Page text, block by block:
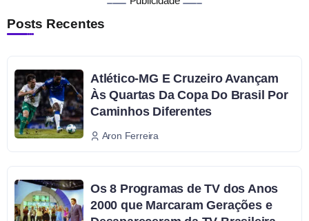
Posts Recentes
Atlético-MG E Cruzeiro Avançam
Às Quartas Da Copa Do Brasil Por
Caminhos Diferentes
Aron Ferreira
Os 8 Programas de TV dos Anos
2000 que Marcaram Gerações e